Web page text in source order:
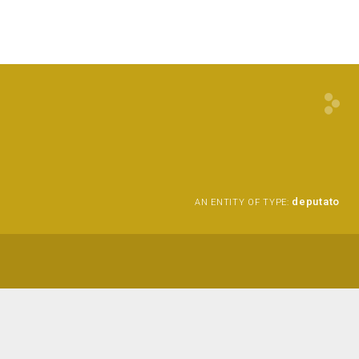
AN ENTITY OF TYPE: deputato